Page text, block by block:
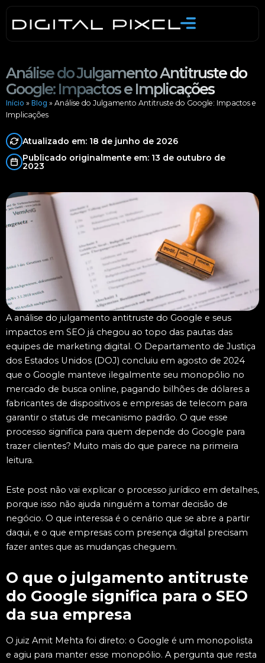
Skip
Análise do Julgamento Antitruste do
Google: Impactos e Implicações
Início » Blog » Análise do Julgamento Antitruste do Google: Impactos e
Implicações
Atualizado em: 18 de junho de 2026
Publicado originalmente em: 13 de outubro de
2023
A análise do julgamento antitruste do Google e seus
impactos em SEO já chegou ao topo das pautas das
equipes de marketing digital. O Departamento de Justiça
dos Estados Unidos (DOJ) concluiu em agosto de 2024
que o Google manteve ilegalmente seu monopólio no
mercado de busca online, pagando bilhões de dólares a
fabricantes de dispositivos e empresas de telecom para
garantir o status de mecanismo padrão. O que esse
processo significa para quem depende do Google para
trazer clientes? Muito mais do que parece na primeira
leitura.
Este post não vai explicar o processo jurídico em detalhes,
porque isso não ajuda ninguém a tomar decisão de
negócio. O que interessa é o cenário que se abre a partir
daqui, e o que empresas com presença digital precisam
fazer antes que as mudanças cheguem.
O que o julgamento antitruste
do Google significa para o SEO
da sua empresa
O juiz Amit Mehta foi direto: o Google é um monopolista
e agiu para manter esse monopólio. A pergunta que resta